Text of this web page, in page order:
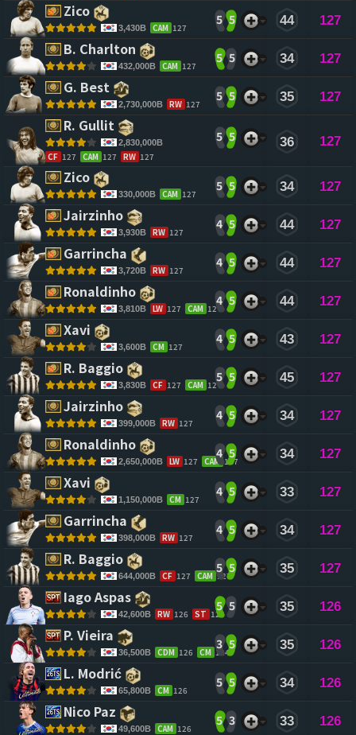
Zico
3,430B CAM 127
5 5 44 127
B. Charlton
432,000B CAM 127
5 5 34 127
G. Best
2,730,000B RW 127
5 5 35 127
R. Gullit
2,830,000B
CF 127 CAM 127 RW 127
5 5 36 127
Zico
330,000B CAM 127
5 5 34 127
Jairzinho
3,930B RW 127
4 5 44 127
Garrincha
3,720B RW 127
4 5 44 127
Ronaldinho
3,810B LW 127 CAM 127
4 5 44 127
Xavi
3,600B CM 127
4 5 43 127
R. Baggio
3,830B CF 127 CAM 127
5 5 45 127
Jairzinho
399,000B RW 127
4 5 34 127
Ronaldinho
2,650,000B LW 127 CAM 127
4 5 34 127
Xavi
1,150,000B CM 127
4 5 33 127
Garrincha
398,000B RW 127
4 5 34 127
R. Baggio
644,000B CF 127 CAM 127
5 5 35 127
Iago Aspas
42,600B RW 126 ST 124
5 5 35 126
P. Vieira
36,500B CDM 126 CM 124
3 5 35 126
L. Modrić
65,800B CM 126
5 5 34 126
Nico Paz
49,600B CAM 126
5 3 33 126